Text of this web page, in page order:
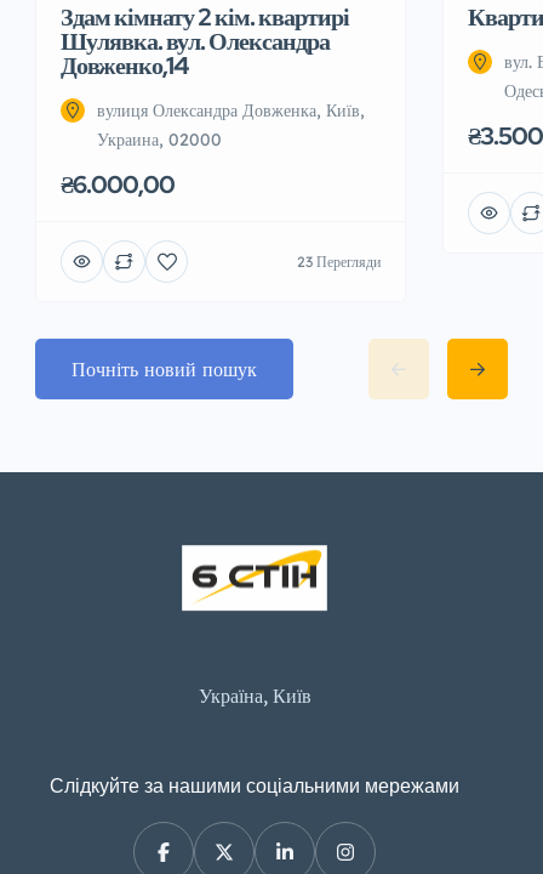
Здам кімнату 2 кім. квартирі
Шулявка. вул. Олександра
Довженко,14
вулиця Олександра Довженка, Київ,
Украина, 02000
₴6.000,00
23 Перегляди
вул.
Почніть новий пошук
Україна, Київ
Слідкуйте за нашими соціальними мережами